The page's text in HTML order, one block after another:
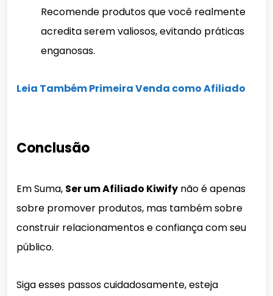
Recomende produtos que você realmente
acredita serem valiosos, evitando práticas
enganosas.
Leia Também Primeira Venda como Afiliado
Conclusão
Em Suma, Ser um Afiliado Kiwify não é apenas
sobre promover produtos, mas também sobre
construir relacionamentos e confiança com seu
público.
Siga esses passos cuidadosamente, esteja